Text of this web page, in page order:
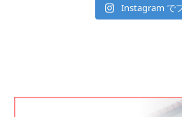
Instagram で